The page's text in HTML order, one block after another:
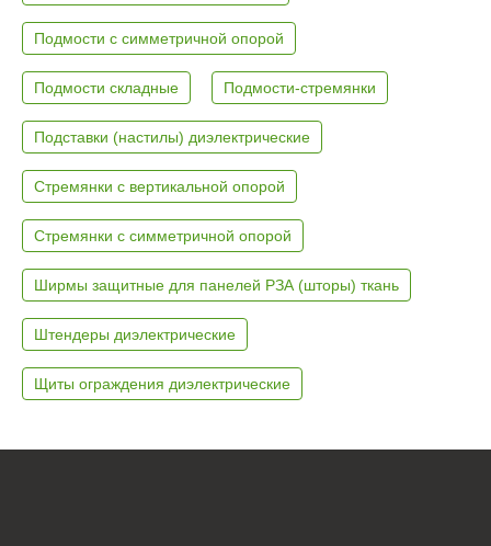
Подмости с симметричной опорой
Подмости складные Подмости-стремянки
Подставки (настилы) диэлектрические
Стремянки с вертикальной опорой
Стремянки с симметричной опорой
Ширмы защитные для панелей РЗА (шторы) ткань
Штендеры диэлектрические
Щиты ограждения диэлектрические